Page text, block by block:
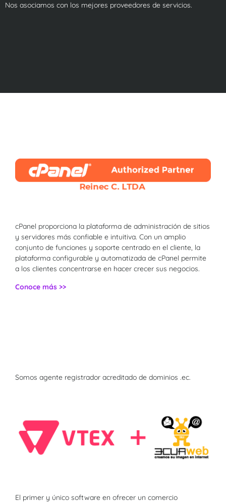
Nos asociamos con los mejores proveedores de servicios.
cPanel proporciona la plataforma de administración de sitios
y servidores más confiable e intuitiva. Con un amplio
conjunto de funciones y soporte centrado en el cliente, la
plataforma configurable y automatizada de cPanel permite
a los clientes concentrarse en hacer crecer sus negocios.
Conoce más >>
Somos agente registrador acreditado de dominios .ec.
El primer y único software en ofrecer un comercio